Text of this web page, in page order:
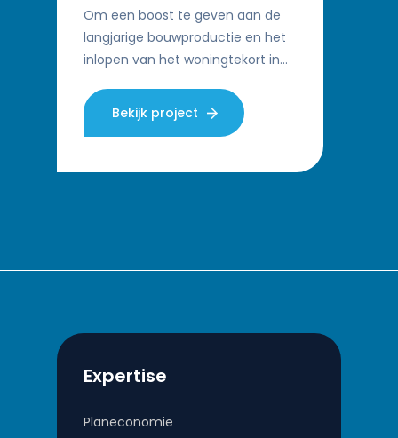
Om een boost te geven aan de
langjarige bouwproductie en het
inlopen van het woningtekort in
heel Nederland heeft het
ministerie van Binnenlandse…
Bekijk project
Expertise
Planeconomie